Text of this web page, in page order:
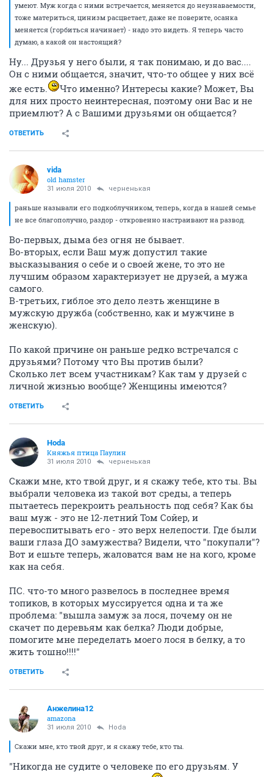
умеют. Муж когда с ними встречается, меняется до неузнаваемости,
тоже материться, цинизм расцветает, даже не поверите, осанка
меняется (горбиться начинает) - надо это видеть. Я теперь часто
думаю, а какой он настоящий?
Ну... Друзья у него были, я так понимаю, и до вас....
Он с ними общается, значит, что-то общее у них всё
же есть.
Что именно? Интересы какие? Может, Вы
для них просто неинтересная, поэтому они Вас и не
приемлют? А с Вашими друзьями он общается?
ОТВЕТИТЬ
vida
old hamster
31 июля 2010 черненькая
раньше называли его подкоблучником, теперь, когда в нашей семье
не все благополучно, раздор - откровенно настраивают на развод.
Во-первых, дыма без огня не бывает.
Во-вторых, если Ваш муж допустил такие
высказывания о себе и о своей жене, то это не
лучшим образом характеризует не друзей, а мужа
самого.
В-третьих, гиблое это дело лезть женщине в
мужскую дружба (собственно, как и мужчине в
женскую).
По какой причине он раньше редко встречался с
друзьями? Потому что Вы против были?
Сколько лет всем участникам? Как там у друзей с
личной жизнью вообще? Женщины имеются?
ОТВЕТИТЬ
Hoda
Княжья птица Паулин
31 июля 2010 черненькая
Скажи мне, кто твой друг, и я скажу тебе, кто ты. Вы
выбрали человека из такой вот среды, а теперь
пытаетесь перекроить реальность под себя? Как бы
ваш муж - это не 12-летний Том Сойер, и
перевоспитывать его - это верх нелепости. Где были
ваши глаза ДО замужества? Видели, что "покупали"?
Вот и ешьте теперь, жаловатся вам не на кого, кроме
как на себя.
ПС. что-то много развелось в последнее время
топиков, в которых муссируется одна и та же
проблема: "вышла замуж за лося, почему он не
скачет по деревьям как белка? Люди добрые,
помогите мне переделать моего лося в белку, а то
жить тошно!!!!"
ОТВЕТИТЬ
Анжелина12
amazona
31 июля 2010 Hoda
Скажи мне, кто твой друг, и я скажу тебе, кто ты.
"Никогда не судите о человеке по его друзьям. У